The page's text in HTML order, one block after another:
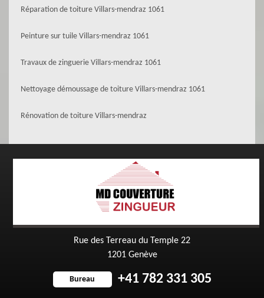
Réparation de toiture Villars-mendraz 1061
Peinture sur tuile Villars-mendraz 1061
Travaux de zinguerie Villars-mendraz 1061
Nettoyage démoussage de toiture Villars-mendraz 1061
Rénovation de toiture Villars-mendraz
Rue des Terreau du Temple 22
1201 Genève
Bureau +41 782 331 305